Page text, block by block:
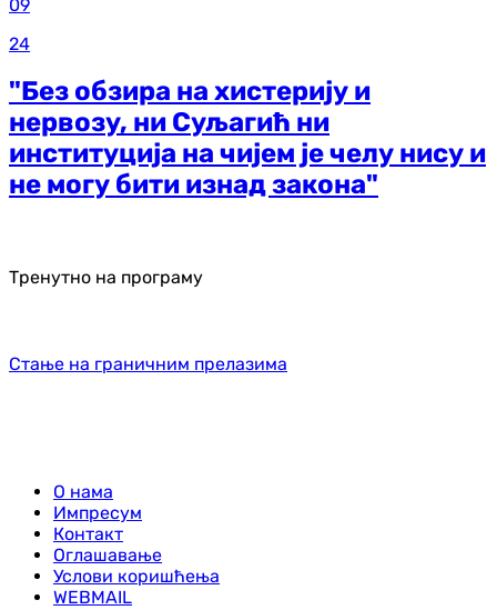
09
24
"Без обзира на хистерију и
нервозу, ни Суљагић ни
институција на чијем је челу нису и
не могу бити изнад закона"
Тренутно на програму
Стање на граничним прелазима
О нама
Импресум
Контакт
Оглашавање
Услови коришћења
WEBMAIL